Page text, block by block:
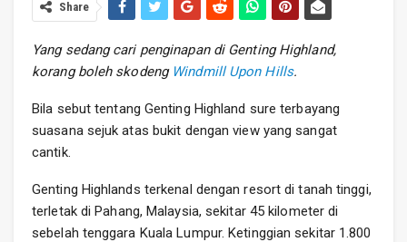
Share
Yang sedang cari penginapan di Genting Highland,
korang boleh skodengWindmill Upon Hills.
Bila sebut tentang Genting Highland sure terbayang
suasana sejuk atas bukit dengan view yang sangat
cantik.
Genting Highlands terkenal dengan resort di tanah tinggi,
terletak di Pahang, Malaysia, sekitar 45 kilometer di
sebelah tenggara Kuala Lumpur. Ketinggian sekitar 1.800